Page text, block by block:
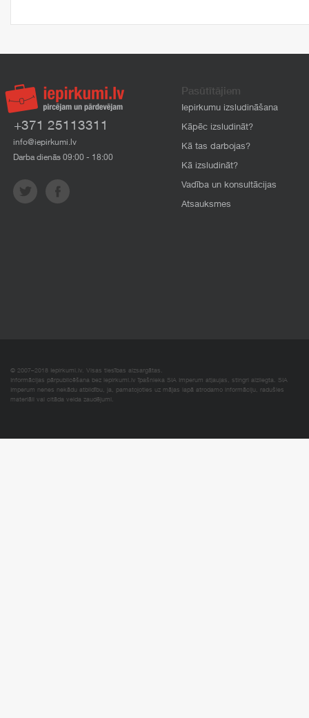
+371 25113311
info@iepirkumi.lv
Darba dienās 09:00 - 18:00
Pasūtītājiem
Iepirkumu izsludināšana
Kāpēc izsludināt?
Kā tas darbojas?
Kā izsludināt?
Vadība un konsultācijas
Atsauksmes
© 2007–2018 Iepirkumi.lv. Visas tiesības aizsargātas.
Informācijas pārpublicēšana bez iepirkumi.lv īpašnieka SIA Imperum atļaujas, stingri aizliegta. SIA
Imperum nenes nekādu atbildību, ja, pamatojoties uz mājas lapā atrodamo informāciju, radušies
materiāli vai citāda veida zaudējumi.